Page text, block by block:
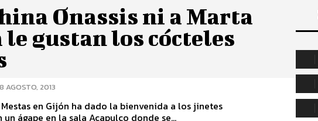
Onassis ni a Marta
le gustan los cócteles
AGOSTO, 2013
en Gijón ha dado la bienvenida a los jinetes
ágape en la sala Acapulco donde se...